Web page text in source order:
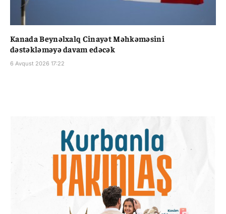
Kanada Beynəlxalq Cinayət Məhkəməsini
dəstəkləməyə davam edəcək
6 Avqust 2026 17:22